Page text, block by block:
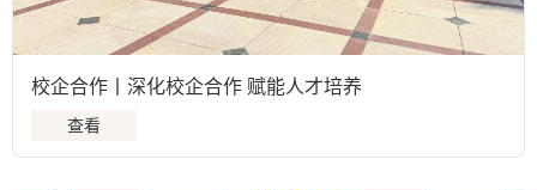
校企合作丨深化校企合作 赋能人才培养
查看